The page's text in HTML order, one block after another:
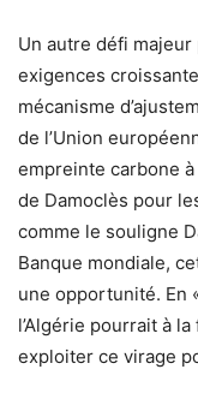
Un autre défi majeur
exigences
mécanisme
de l’Union
empreinte carbone
de Damoclès pour
comme le souligne
Banque mondiale,
une opportunité. En
l’Algérie pourrait à
exploiter ce virage